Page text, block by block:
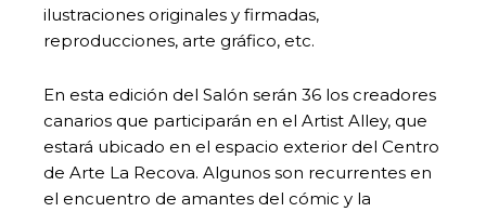
ilustraciones originales y firmadas,
reproducciones, arte gráfico, etc.
En esta edición del Salón serán 36 los creadores
canarios que participarán en el Artist Alley, que
estará ubicado en el espacio exterior del Centro
de Arte La Recova. Algunos son recurrentes en
el encuentro de amantes del cómic y la